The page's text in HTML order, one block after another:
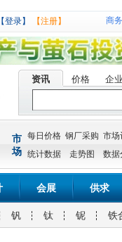
【登录】 【注册】 商
资讯 价格 企
市
场
每日价格 钢厂采购 市场
统计数据
走势图 数据
会展 供求
钒 钛 铌 铁